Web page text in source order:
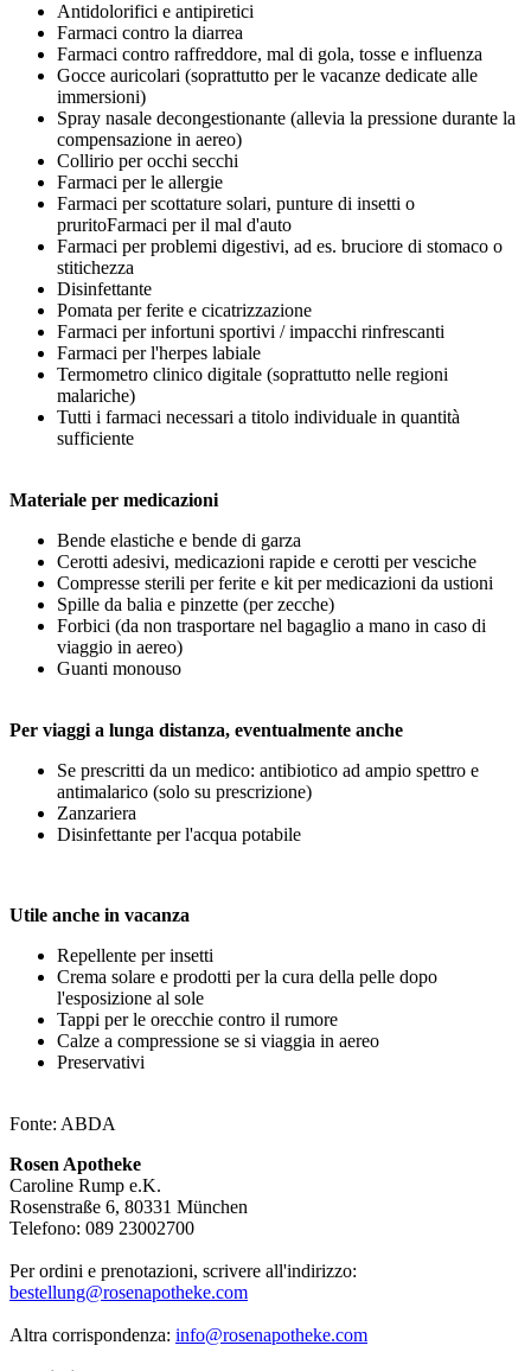
Antidolorifici e antipiretici
Farmaci contro la diarrea
Farmaci contro raffreddore, mal di gola, tosse e influenza
Gocce auricolari (soprattutto per le vacanze dedicate alle
immersioni)
Spray nasale decongestionante (allevia la pressione durante la
compensazione in aereo)
Collirio per occhi secchi
Farmaci per le allergie
Farmaci per scottature solari, punture di insetti o
pruritoFarmaci per il mal d'auto
Farmaci per problemi digestivi, ad es. bruciore di stomaco o
stitichezza
Disinfettante
Pomata per ferite e cicatrizzazione
Farmaci per infortuni sportivi / impacchi rinfrescanti
Farmaci per l'herpes labiale
Termometro clinico digitale (soprattutto nelle regioni
malariche)
Tutti i farmaci necessari a titolo individuale in quantità
sufficiente
Materiale per medicazioni
Bende elastiche e bende di garza
Cerotti adesivi, medicazioni rapide e cerotti per vesciche
Compresse sterili per ferite e kit per medicazioni da ustioni
Spille da balia e pinzette (per zecche)
Forbici (da non trasportare nel bagaglio a mano in caso di
viaggio in aereo)
Guanti monouso
Per viaggi a lunga distanza, eventualmente anche
Se prescritti da un medico: antibiotico ad ampio spettro e
antimalarico (solo su prescrizione)
Zanzariera
Disinfettante per l'acqua potabile
Utile anche in vacanza
Repellente per insetti
Crema solare e prodotti per la cura della pelle dopo
l'esposizione al sole
Tappi per le orecchie contro il rumore
Calze a compressione se si viaggia in aereo
Preservativi
Fonte: ABDA
Rosen Apotheke
Caroline Rump e.K.
Rosenstraße 6, 80331 München
Telefono: 089 23002700
Per ordini e prenotazioni, scrivere all'indirizzo:
bestellung@rosenapotheke.com
Altra corrispondenza: info@rosenapotheke.com